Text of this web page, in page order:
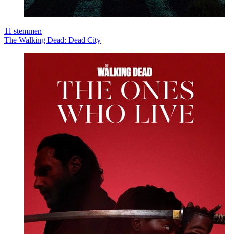
11 stemmen
The Walking Dead: Dead City